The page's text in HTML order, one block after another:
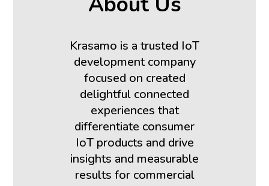
Krasamo is a trusted IoT
development company
focused on created
delightful connected
experiences that
differentiate consumer
IoT products and drive
insights and measurable
results for commercial